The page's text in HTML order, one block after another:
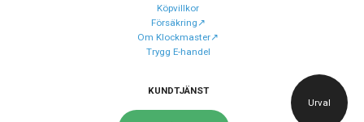
Urval
Köpvillkor
Försäkring↗️
Om Klockmaster↗️
Trygg E-handel
KUNDTJÄNST